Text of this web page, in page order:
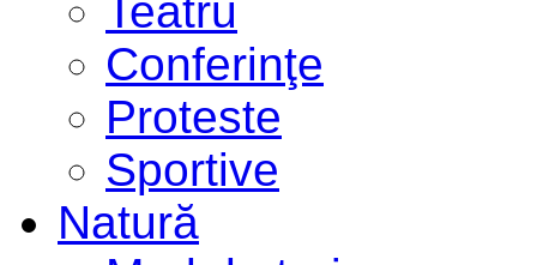
Teatru
Conferinţe
Proteste
Sportive
Natură